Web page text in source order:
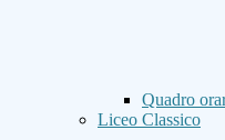
Quadro
Liceo Classico